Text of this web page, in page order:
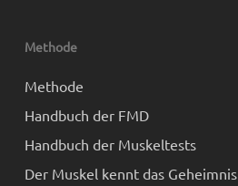
Methode
Methode
Handbuch der FMD
Handbuch der Muskeltests
Der Muskel kennt das Geheimnis